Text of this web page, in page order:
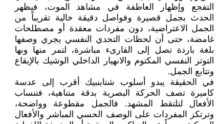
التفجع وإظهار العاطفة في مشاهد الموت، فيظهر
الحدث بجمل قصيرة وفواصل دقيقة خالية تقريباً من
الجمل الاعتراضية، دون مفردات معقدة أو مصطلحات
غامضة، حتى أن لحظات التحدي النفسي يجري وصفها
بلغة باردة تصل إلى القارىء مباشرة، لتمر منها وبها
التوتر النفسي المكتوم والانهيار الداخلي الوشيك بالإيقاع
وتتابع الجمل.
في الحقيقة يبدو أسلوب شتاينبيك أقرب إلى عدسة
كاميرة تصف الحركة البصرية بدقة متناهية، فتنساب
الأفعال لتلتقط المشهد. فالجمل مقطوعة وواضحة،
وترتكز المفردات على الوصف الحسي المباشر والأفعال